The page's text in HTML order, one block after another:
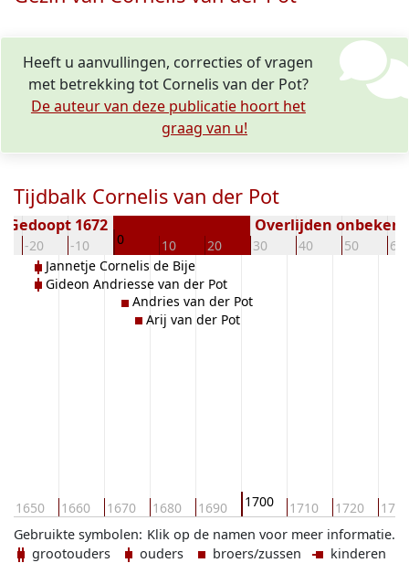
Heeft u aanvullingen, correcties of vragen
met betrekking tot Cornelis van der Pot?
De auteur van deze publicatie hoort het
graag van u!
Tijdbalk Cornelis van der Pot
-20 -10 0 10 20 30 40 50 60
Gedoopt 1672 Overlijden
1650 1660 1670 1680 1690 1700 1710 1720 1730
Jannetje Cornelis de Bije
Gideon Andriesse van der Pot
Andries van der Pot
Arij van der Pot
Klik op de namen voor meer informatie.
Gebruikte symbolen:
grootouders
ouders broers/zussen kinderen